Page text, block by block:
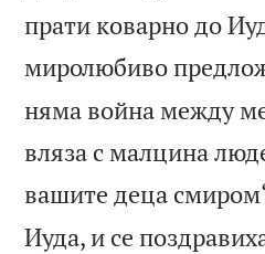
прати коварно до
миролюбиво
няма война между
вляза с малцина
вашите деца
Иуда, и се